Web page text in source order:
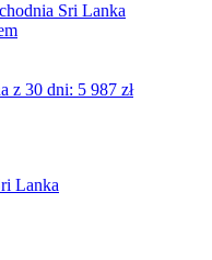
Sri Lanka
z 30 dni: 5 987 zł
Lanka